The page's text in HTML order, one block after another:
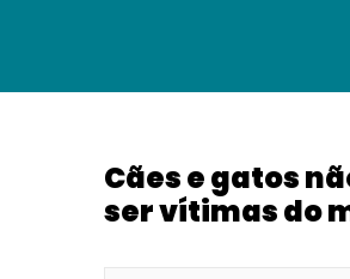
Cães e gatos
ser vítimas do